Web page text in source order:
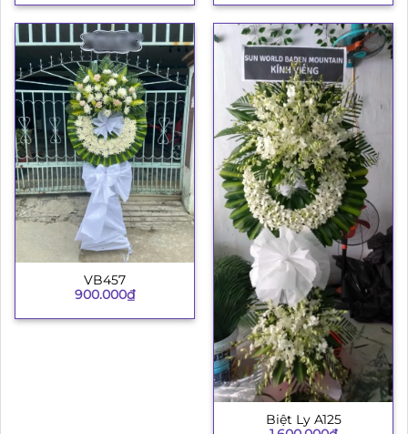
VB457
900.000₫
Biệt Ly A125